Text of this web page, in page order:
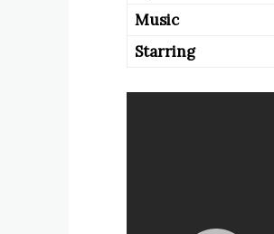
Music
Starring